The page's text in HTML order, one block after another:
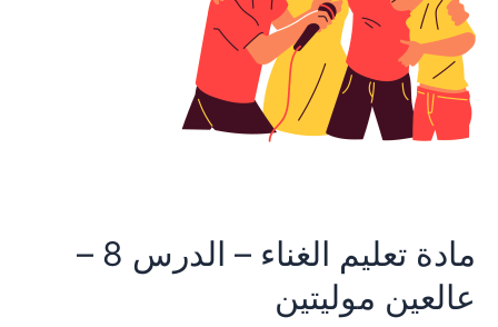
مادة تعليم الغناء – الدرس 8 –
عالعين موليتين